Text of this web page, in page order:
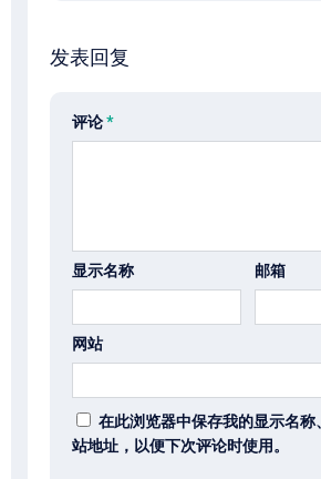
发表回复
评论*
显示名称 邮箱
网站
在此浏览器中保存我的显示名称
站地址，以便下次评论时使用。